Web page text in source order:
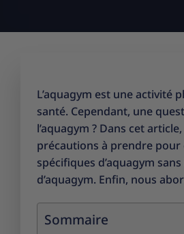
L’aquagym est une
santé. Cependant, une
l’aquagym ? Dans cet
précautions à prendre
spécifiques d’aquagym
d’aquagym. Enfin, nous
Sommaire